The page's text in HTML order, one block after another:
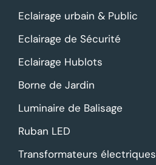
Eclairage urbain & Public
Eclairage de Sécurité
Eclairage Hublots
Borne de Jardin
Luminaire de Balisage
Ruban LED
Transformateurs électriques